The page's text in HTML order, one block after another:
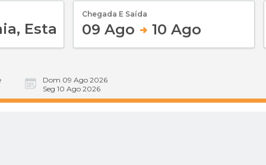
Chegada E Saída
09 Ago 10 Ago
Dom 09 Ago 2026
Seg 10 Ago 2026